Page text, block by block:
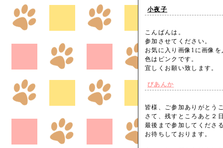
小夜子
こんばんは。
参加させてください。
お気に入り画像1に画像
色はピンクです。
宜しくお願い致します
びあんか
皆様、ご参加ありがとう
さて、残すところあと２
最後まで参加してくださ
お待ちしております。